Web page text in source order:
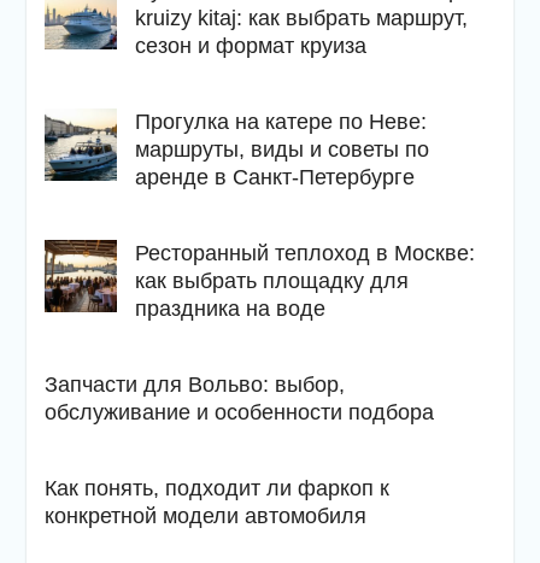
kruizy kitaj: как выбрать маршрут,
сезон и формат круиза
Прогулка на катере по Неве:
маршруты, виды и советы по
аренде в Санкт-Петербурге
Ресторанный теплоход в Москве:
как выбрать площадку для
праздника на воде
Запчасти для Вольво: выбор,
обслуживание и особенности подбора
Как понять, подходит ли фаркоп к
конкретной модели автомобиля